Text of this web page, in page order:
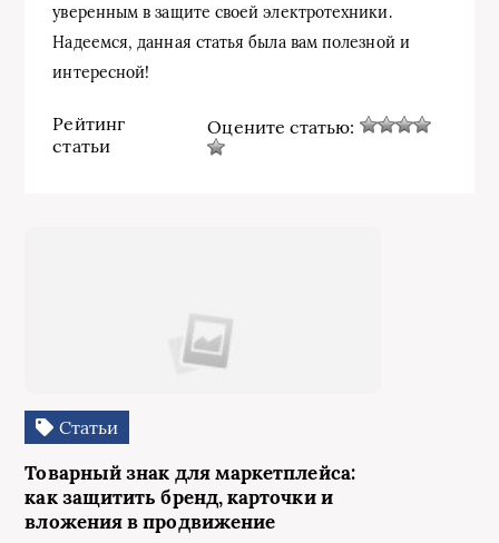
уверенным в защите своей электротехники.
Надеемся, данная статья была вам полезной и
интересной!
Рейтинг
статьи
Оцените статью:
Статьи
Товарный знак для маркетплейса:
как защитить бренд, карточки и
вложения в продвижение